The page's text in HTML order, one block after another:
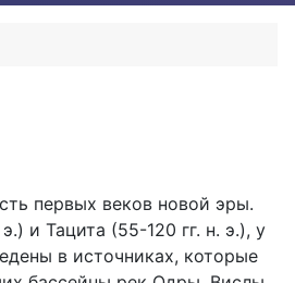
первых веков новой эры.
и Тацита (55-120 гг. н. э.), у
в источниках, которые